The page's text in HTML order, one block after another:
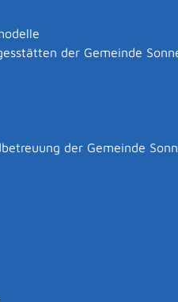
der Gemeinde
der Gemeinde